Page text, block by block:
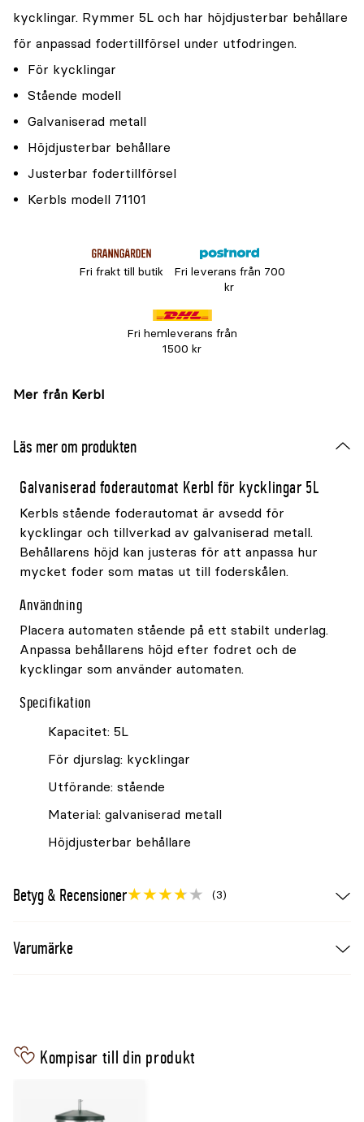
kycklingar. Rymmer 5L och har höjdjusterbar behållare
för anpassad fodertillförsel under utfodringen.
För kycklingar
Stående modell
Galvaniserad metall
Höjdjusterbar behållare
Justerbar fodertillförsel
Kerbls modell 71101
Fri frakt till butik
Fri leverans från 700
kr
Fri hemleverans från
1500 kr
Mer från Kerbl
Läs mer om produkten
Galvaniserad foderautomat Kerbl för kycklingar 5L
Kerbls stående foderautomat är avsedd för
kycklingar och tillverkad av galvaniserad metall.
Behållarens höjd kan justeras för att anpassa hur
mycket foder som matas ut till foderskålen.
Användning
Placera automaten stående på ett stabilt underlag.
Anpassa behållarens höjd efter fodret och de
kycklingar som använder automaten.
Specifikation
Kapacitet: 5L
För djurslag: kycklingar
Utförande: stående
Material: galvaniserad metall
Höjdjusterbar behållare
Betyg & Recensioner (3)
Varumärke
Kompisar till din produkt